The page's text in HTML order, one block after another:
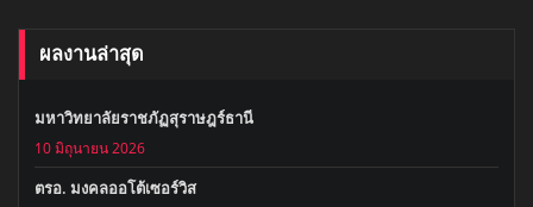
ผลงานล่าสุด
มหาวิทยาลัยราชภัฏสุราษฎร์ธานี
10 มิถุนายน 2026
ตรอ. มงคลออโต้เซอร์วิส